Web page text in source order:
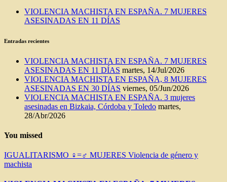
VIOLENCIA MACHISTA EN ESPAÑA. 7 MUJERES
ASESINADAS EN 11 DÍAS
Entradas recientes
VIOLENCIA MACHISTA EN ESPAÑA. 7 MUJERES
ASESINADAS EN 11 DÍAS martes, 14/Jul/2026
VIOLENCIA MACHISTA EN ESPAÑA, 8 MUJERES
ASESINADAS EN 30 DÍAS viernes, 05/Jun/2026
VIOLENCIA MACHISTA EN ESPAÑA. 3 mujeres
asesinadas en Bizkaia, Córdoba y Toledo martes,
28/Abr/2026
You missed
IGUALITARISMO ♀=♂ MUJERES Violencia de género y
machista